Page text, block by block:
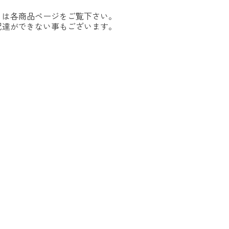
各商品ページをご覧下さい。
ができない事もございます。